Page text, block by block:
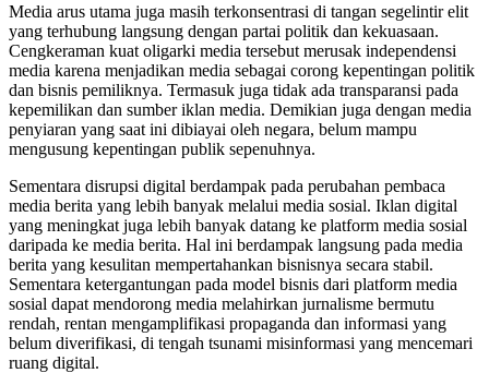
Media arus utama juga masih terkonsentrasi di tangan segelintir elit
yang terhubung langsung dengan partai politik dan kekuasaan.
Cengkeraman kuat oligarki media tersebut merusak independensi
media karena menjadikan media sebagai corong kepentingan politik
dan bisnis pemiliknya. Termasuk juga tidak ada transparansi pada
kepemilikan dan sumber iklan media. Demikian juga dengan media
penyiaran yang saat ini dibiayai oleh negara, belum mampu
mengusung kepentingan publik sepenuhnya.
Sementara disrupsi digital berdampak pada perubahan pembaca
media berita yang lebih banyak melalui media sosial. Iklan digital
yang meningkat juga lebih banyak datang ke platform media sosial
daripada ke media berita. Hal ini berdampak langsung pada media
berita yang kesulitan mempertahankan bisnisnya secara stabil.
Sementara ketergantungan pada model bisnis dari platform media
sosial dapat mendorong media melahirkan jurnalisme bermutu
rendah, rentan mengamplifikasi propaganda dan informasi yang
belum diverifikasi, di tengah tsunami misinformasi yang mencemari
ruang digital.